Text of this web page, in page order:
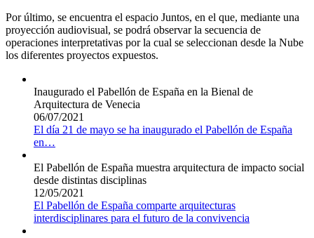
Por último, se encuentra el espacio Juntos, en el que, mediante una
proyección audiovisual, se podrá observar la secuencia de
operaciones interpretativas por la cual se seleccionan desde la Nube
los diferentes proyectos expuestos.
Inaugurado el Pabellón de España en la Bienal de
Arquitectura de Venecia
06/07/2021
El día 21 de mayo se ha inaugurado el Pabellón de España
en…
El Pabellón de España muestra arquitectura de impacto social
desde distintas disciplinas
12/05/2021
El Pabellón de España comparte arquitecturas
interdisciplinares para el futuro de la convivencia